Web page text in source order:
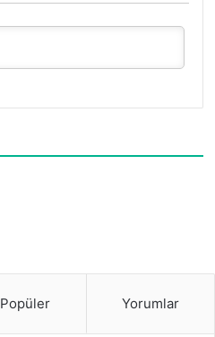
Popüler Yorumlar